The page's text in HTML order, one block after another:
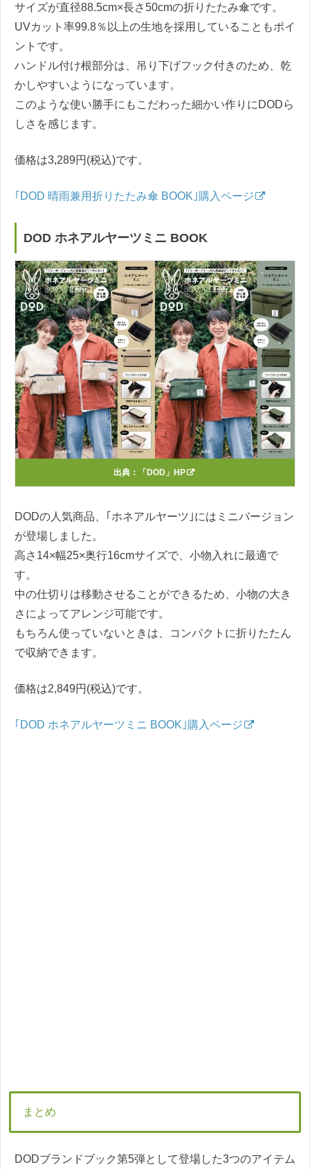
サイズが直径88.5cm×長さ50cmの折りたたみ傘です。
UVカット率99.8％以上の生地を採用していることもポイ
ントです。
ハンドル付け根部分は、吊り下げフック付きのため、乾
かしやすいようになっています。
このような使い勝手にもこだわった細かい作りにDODら
しさを感じます。
価格は3,289円(税込)です。
｢DOD 晴雨兼用折りたたみ傘 BOOK｣購入ページ
DOD ホネアルヤーツミニ BOOK
出典： 「DOD」HP
DODの人気商品、｢ホネアルヤーツ｣にはミニバージョン
が登場しました。
高さ14×幅25×奥行16cmサイズで、小物入れに最適で
す。
中の仕切りは移動させることができるため、小物の大き
さによってアレンジ可能です。
もちろん使っていないときは、コンパクトに折りたたん
で収納できます。
価格は2,849円(税込)です。
｢DOD ホネアルヤーツミニ BOOK｣購入ページ
まとめ
DODブランドブック第5弾として登場した3つのアイテム